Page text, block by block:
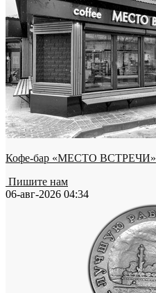
Кофе-бар «МЕСТО ВСТРЕЧИ»
Пишите нам
06-авг-2026 04:34